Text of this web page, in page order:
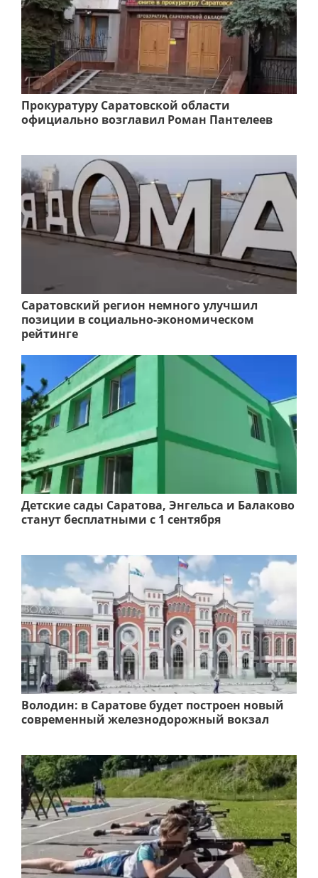
Прокуратуру Саратовской области
официально возглавил Роман Пантелеев
Саратовский регион немного улучшил
позиции в социально-экономическом
рейтинге
Детские сады Саратова, Энгельса и Балаково
станут бесплатными с 1 сентября
Володин: в Саратове будет построен новый
современный железнодорожный вокзал